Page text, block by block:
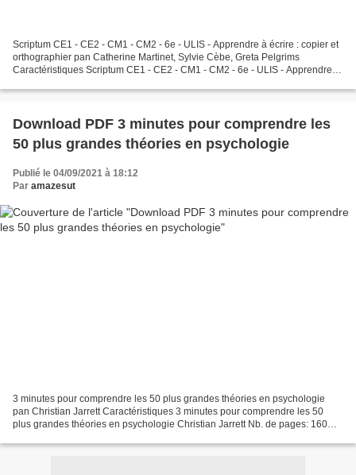
Scriptum CE1 - CE2 - CM1 - CM2 - 6e - ULIS - Apprendre à écrire : copier et
orthographier pan Catherine Martinet, Sylvie Cèbe, Greta Pelgrims
Caractéristiques Scriptum CE1 - CE2 - CM1 - CM2 - 6e - ULIS - Apprendre à
Download PDF 3 minutes pour comprendre les
50 plus grandes théories en psychologie
Publié le 04/09/2021 à 18:12
Par amazesut
3 minutes pour comprendre les 50 plus grandes théories en psychologie
pan Christian Jarrett Caractéristiques 3 minutes pour comprendre les 50
plus grandes théories en psychologie Christian Jarrett Nb. de pages: 160